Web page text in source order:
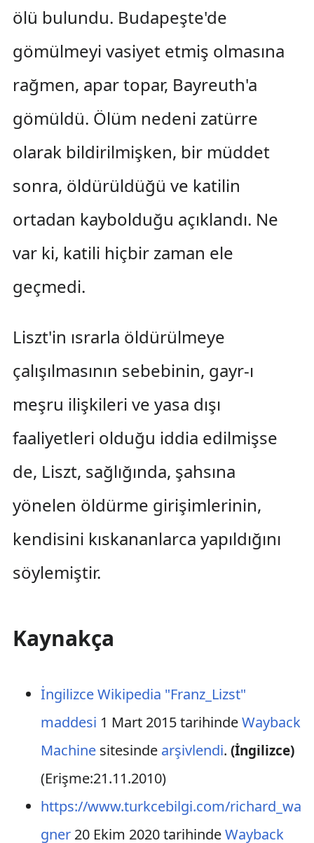
ölü bulundu. Budapeşte'de
gömülmeyi vasiyet etmiş olmasına
rağmen, apar topar, Bayreuth'a
gömüldü. Ölüm nedeni zatürre
olarak bildirilmişken, bir müddet
sonra, öldürüldüğü ve katilin
ortadan kaybolduğu açıklandı. Ne
var ki, katili hiçbir zaman ele
geçmedi.
Liszt'in ısrarla öldürülmeye
çalışılmasının sebebinin, gayr-ı
meşru ilişkileri ve yasa dışı
faaliyetleri olduğu iddia edilmişse
de, Liszt, sağlığında, şahsına
yönelen öldürme girişimlerinin,
kendisini kıskananlarca yapıldığını
söylemiştir.
Kaynakça
İngilizce Wikipedia "Franz_Lizst"
maddesi 1 Mart 2015 tarihindeWayback
Machinesitesinde arşivlendi. (İngilizce)
(Erişme:21.11.2010)
https://www.turkcebilgi.com/richard_wa
gner20 Ekim 2020 tarihindeWayback